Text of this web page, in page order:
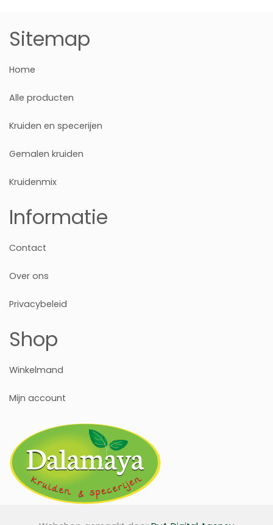
Sitemap
Home
Alle producten
Kruiden en specerijen
Gemalen kruiden
Kruidenmix
Informatie
Contact
Over ons
Privacybeleid
Shop
Winkelmand
Mijn account